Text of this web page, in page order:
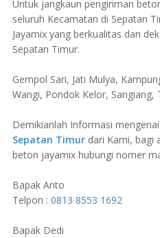
Untuk jangkaun pengiriman
seluruh Kecamatan di Sepatan
Jayamix yang berkualitas dan
Sepatan Timur.
Gempol Sari, Jati Mulya,
Wangi, Pondok Kelor, Sangiang,
Demikianlah Informasi mengenai
Sepatan Timur dari Kami, bagi
beton jayamix hubungi nomer
Bapak Anto
Telpon : 0813 8553 1692
Bapak Dedi